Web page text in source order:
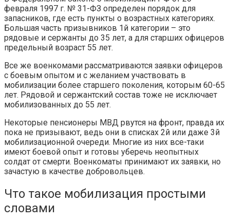
февраля 1997 г. № 31-ФЗ определен порядок для
запасников, где есть пункты о возрастных категориях.
Большая часть призывников 1й категории – это
рядовые и сержанты до 35 лет, а для старших офицеров
предельный возраст 55 лет.
Все же военкомами рассматриваются заявки офицеров
с боевым опытом и с желанием участвовать в
мобилизации более старшего поколения, которым 60-65
лет. Рядовой и сержантский состав тоже не исключает
мобилизованных до 55 лет.
Некоторые пенсионеры МВД рвутся на фронт, правда их
пока не призывают, ведь они в списках 2й или даже 3й
мобилизационной очереди. Многие из них все-таки
имеют боевой опыт и готовы уберечь неопытных
солдат от смерти. Военкоматы принимают их заявки, но
зачастую в качестве добровольцев.
Что такое мобилизация простыми
словами